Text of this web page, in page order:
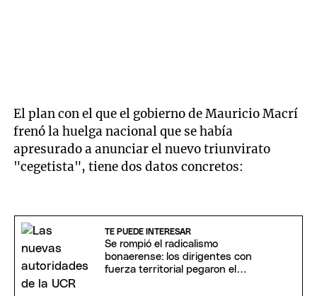
El plan con el que el gobierno de Mauricio Macrí
frenó la huelga nacional que se había
apresurado a anunciar el nuevo triunvirato
"cegetista", tiene dos datos concretos:
TE PUEDE INTERESAR
Se rompió el radicalismo
bonaerense: los dirigentes con
fuerza territorial pegaron el